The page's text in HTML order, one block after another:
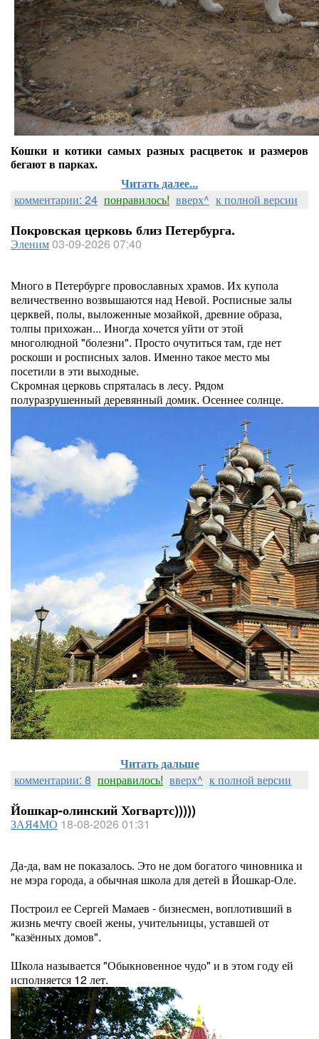
Кошки и котики самых разных расцветок и размеров
бегают в парках.
Читать далее...
комментарии: 24 понравилось! вверх^ к полной версии
Покровская церковь близ Петербурга.
Эленим03-09-2026 07:40
Много в Петербурге провославных храмов. Их купола
величественно возвышаются над Невой. Росписные залы
церквей, полы, выложенные мозайкой, древние образа,
толпы прихожан... Иногда хочется уйти от этой
многолюдной "болезни". Просто очутиться там, где нет
роскоши и росписных залов. Именно такое место мы
посетили в эти выходные.
Скромная церковь спряталась в лесу. Рядом
полуразрушенный деревянный домик. Осеннее солнце.
Читать дальше
комментарии: 8 понравилось! вверх^ к полной версии
Йошкар-олинский Хогвартс)))))
ЗАЯ4МО 18-08-2026 01:31
Да-да, вам не показалось. Это не дом богатого чиновника и
не мэра города, а обычная школа для детей в Йошкар-Оле.
Построил ее Сергей Мамаев - бизнесмен, воплотивший в
жизнь мечту своей жены, учительницы, уставшей от
"казённых домов".
Школа называется "Обыкновенное чудо" и в этом году ей
исполняется 12 лет.